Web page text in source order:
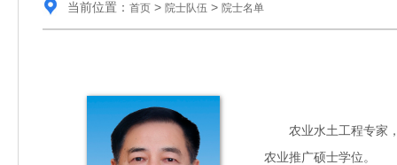
当前位置： 首页> 院士队伍 > 院士名单
农业水土工程专家，
农业推广硕士学位。